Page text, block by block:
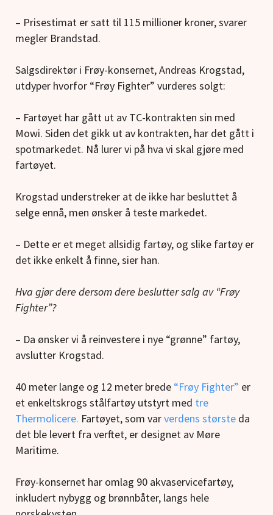
– Prisestimat er satt til 115 millioner kroner, svarer
megler Brandstad.
Salgsdirektør i Frøy-konsernet, Andreas Krogstad,
utdyper hvorfor “Frøy Fighter” vurderes solgt:
– Fartøyet har gått ut av TC-kontrakten sin med
Mowi. Siden det gikk ut av kontrakten, har det gått i
spotmarkedet. Nå lurer vi på hva vi skal gjøre med
fartøyet.
Krogstad understreker at de ikke har besluttet å
selge ennå, men ønsker å teste markedet.
– Dette er et meget allsidig fartøy, og slike fartøy er
det ikke enkelt å finne, sier han.
Hva gjør dere dersom dere beslutter salg av “Frøy
Fighter”?
– Da ønsker vi å reinvestere i nye “grønne” fartøy,
avslutter Krogstad.
40 meter lange og 12 meter brede “Frøy Fighter” er
et enkeltskrogs stålfartøy utstyrt med tre
Thermolicere. Fartøyet, som varverdens største da
det ble levert fra verftet, er designet av Møre
Maritime.
Frøy-konsernet har omlag 90 akvaservicefartøy,
inkludert nybygg og brønnbåter, langs hele